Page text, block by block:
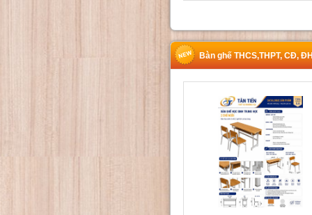
Bàn ghế THCS,THPT, CĐ,